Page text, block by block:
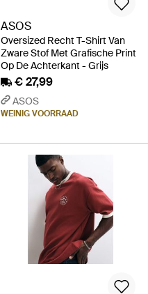
ASOS
Oversized Recht T-Shirt Van
Zware Stof Met Grafische Print
Op De Achterkant - Grijs
€ 27,99
ASOS
WEINIG VOORRAAD